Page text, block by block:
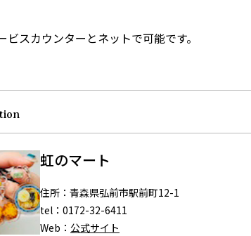
スカウンターとネットで可能です。
虹のマート
住所： 青森県弘前市駅前町12-1
tel： 0172-32-6411
Web： 公式サイト